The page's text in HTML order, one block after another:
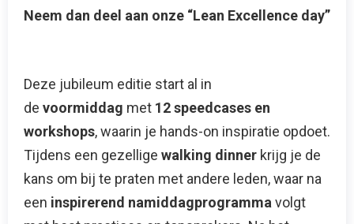
Neem dan deel aan onze “Lean Excellence day”
Deze jubileum editie start al in
de voormiddag met 12 speedcases en
workshops, waarin je hands-on inspiratie opdoet.
Tijdens een gezellige walking dinner krijg je de
kans om bij te praten met andere leden, waar na
een inspirerend namiddagprogramma volgt